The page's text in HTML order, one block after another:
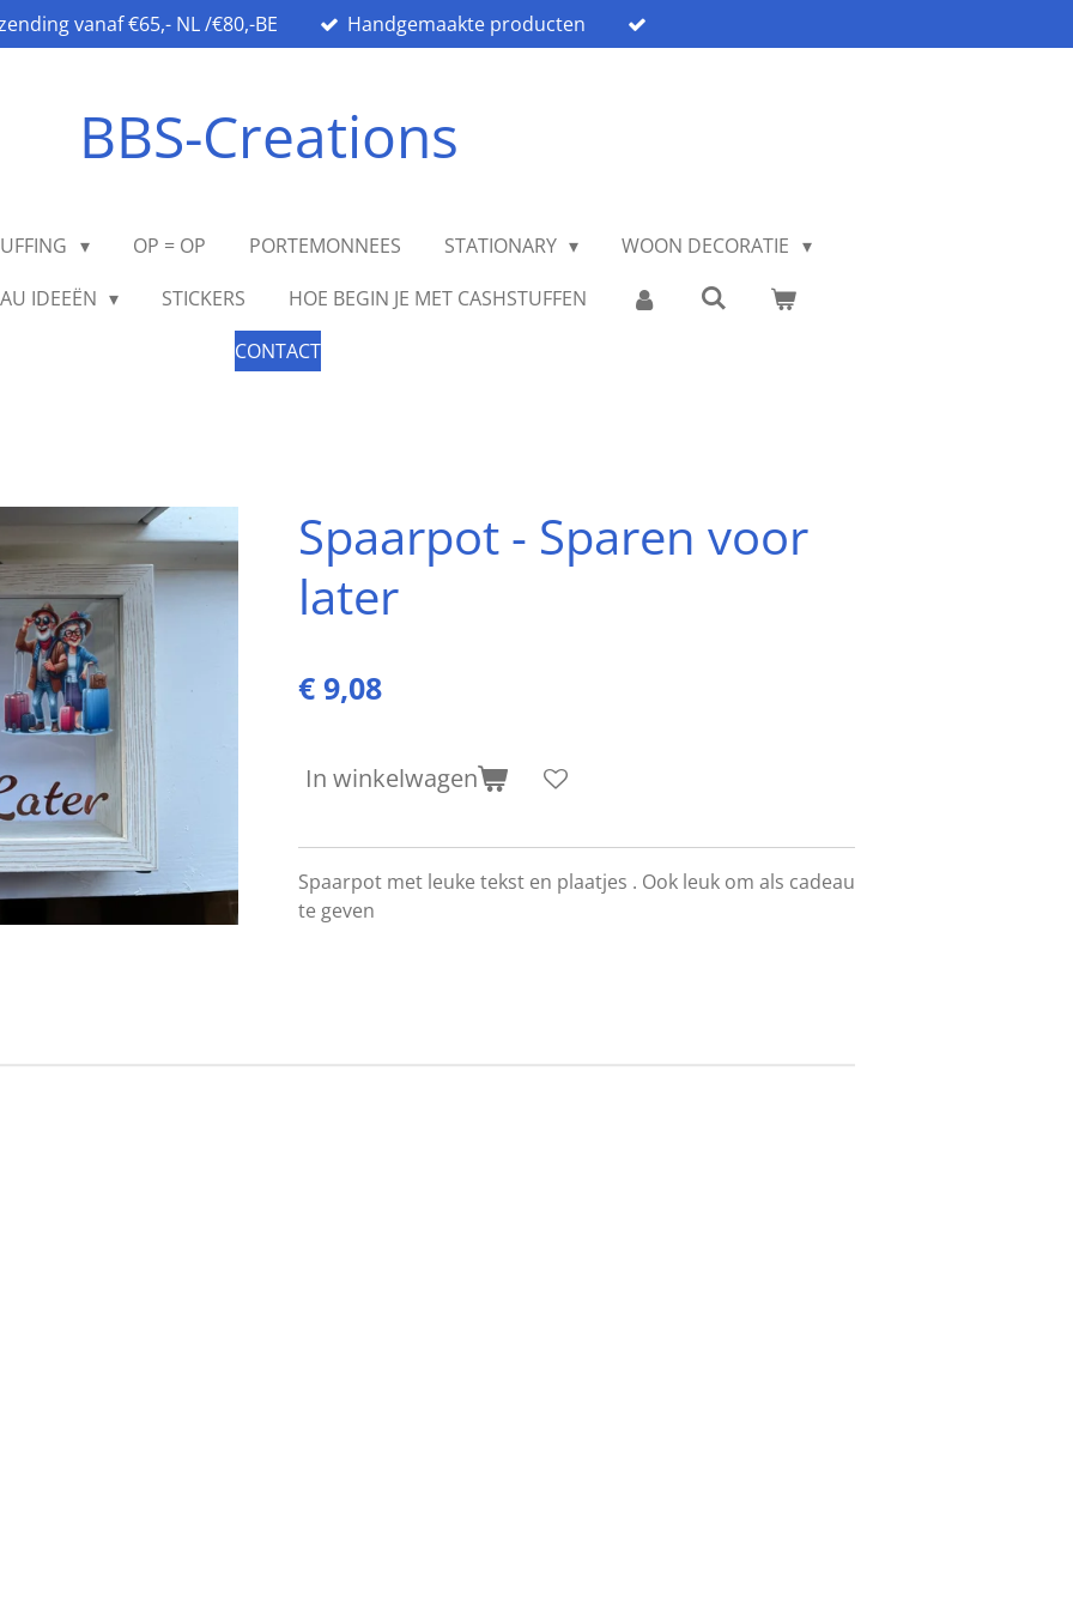
vanaf €65,- NL /€80,-BE Handgemaakte producten
BBS-Creations
OP = OP PORTEMONNEES STATIONARY
WOON DECORATIE
IDEEËN
STICKERS
HOE BEGIN JE MET CASHSTUFFEN
CONTACT
Spaarpot - Sparen voor
later
€ 9,08
In winkelwagen
Spaarpot met leuke tekst en plaatjes . Ook leuk om als cadeau
te geven